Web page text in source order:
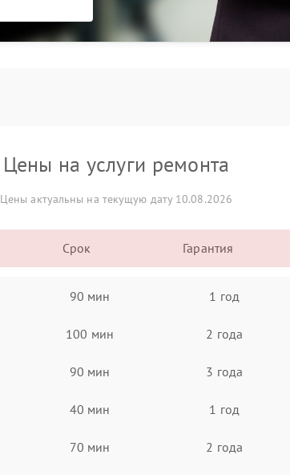
Цены на услуги ремонта
Цены актуальны на текущую дату 10.08.2026
Срок Гарантия
90 мин 1 год
100 мин 2 года
90 мин 3 года
40 мин 1 год
70 мин 2 года